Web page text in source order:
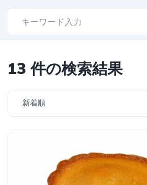
13 件の検索結果
新着順